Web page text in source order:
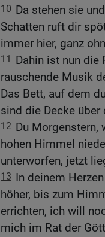
10 Da stehen sie
Schatten ruft dir
immer hier, ganz
11
Dahin ist nun die
rauschende Musik
Das Bett, auf dem
sind die Decke über
12 Du Morgenstern,
hohen Himmel
unterworfen, jetzt
13 In deinem
höher, bis zum
errichten, ich will
mich im Rat der